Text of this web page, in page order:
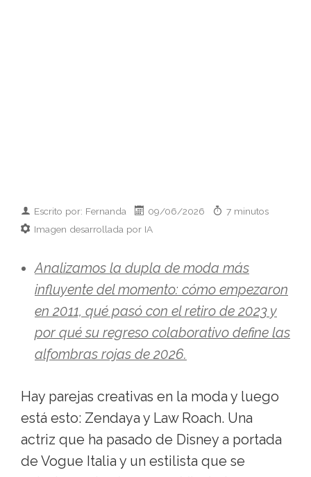
Escrito por: Fernanda 09/06/2026
7 minutos
Imagen desarrollada por IA
Analizamos la dupla de moda más
influyente del momento: cómo empezaron
en 2011, qué pasó con el retiro de 2023 y
por qué su regreso colaborativo define las
alfombras rojas de 2026.
Hay parejas creativas en la moda y luego
está esto: Zendaya y Law Roach. Una
actriz que ha pasado de Disney a portada
de Vogue Italia y un estilista que se